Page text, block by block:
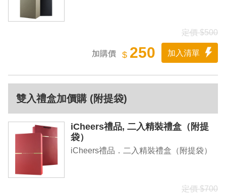
定價 $500
$ 250 加入清單
加購價
雙入禮盒加價購 (附提袋)
iCheers禮品, 二入精裝禮盒（附提
袋）
iCheers禮品．二入精裝禮盒（附提袋）
定價 $700